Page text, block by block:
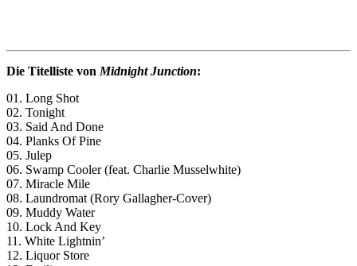
Die Titelliste von Midnight Junction:
01. Long Shot
02. Tonight
03. Said And Done
04. Planks Of Pine
05. Julep
06. Swamp Cooler (feat. Charlie Musselwhite)
07. Miracle Mile
08. Laundromat (Rory Gallagher-Cover)
09. Muddy Water
10. Lock And Key
11. White Lightnin’
12. Liquor Store